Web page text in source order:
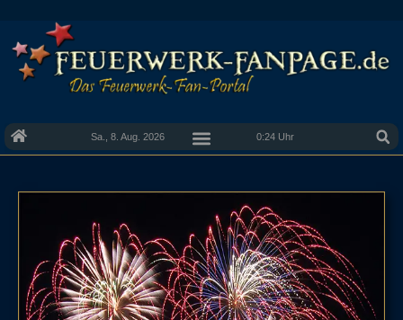
Sa., 8. Aug. 2026 0:24 Uhr